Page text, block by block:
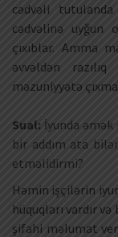
cədvəli
cədvəlinə uyğun
çıxıblar. Amma
əvvəldən
məzuniyyətə
Sual: İyunda
bir addım ata
etməlidirmi?
Həmin işçilərin
hüquqları vardır
şifahi məlumat